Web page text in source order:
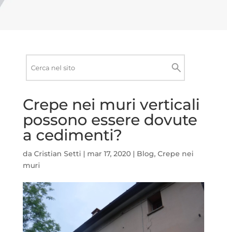
sito
Cerca
Crepe nei muri verticali
possono essere dovute
a cedimenti?
da Cristian Setti | mar 17, 2020| Blog, Crepe nei
muri